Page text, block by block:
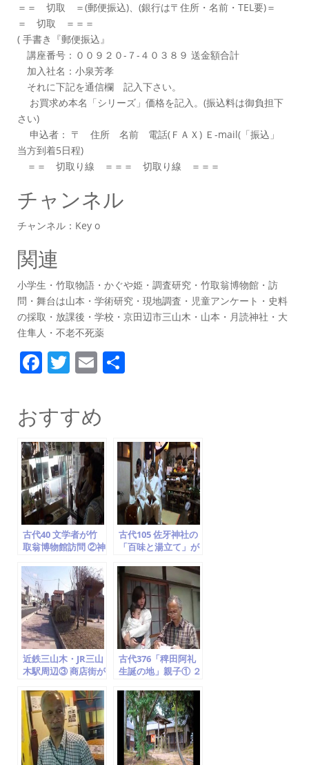
＝＝ 切取 ＝(郵便振込)、(銀行は〒住所・名前・TEL要)＝
＝ 切取 ＝＝＝
( 手書き『郵便振込』
講座番号：００９２０-７-４０３８９ 送金額合計
加入社名：小泉芳孝
それに下記を通信欄 記入下さい。
お買求め本名「シリーズ」価格を記入。(振込料は御負担下
さい)
申込者： 〒 住所 名前 電話(ＦＡＸ) Ｅ-mail(「振込」
当方到着5日程)
＝＝ 切取り線 ＝＝＝ 切取り線 ＝＝＝
チャンネル
チャンネル：Key o
関連
小学生・竹取物語・かぐや姫・調査研究・竹取翁博物館・訪
問・舞台は山本・学術研究・現地調査・児童アンケート・史料
の採取・放課後・学校・京田辺市三山木・山本・月読神社・大
住隼人・不老不死薬
F
c
e
b
o
o
k
T
itt
er
E
ai
l
おすすめ
古代40 文学者が竹
取翁博物館訪問 ②神
人、月読神社と月読
命
古代105 佐牙神社の
「百味と湯立て」が
辺市の無形民俗文化
財)
近鉄三山木・JR三山
木駅周辺③ 商店街が
学の学生の街となっ
た
古代376「稗田阿礼
生誕の地」親子① ２
授かった」 (竹取翁
博物館)2014.5.8